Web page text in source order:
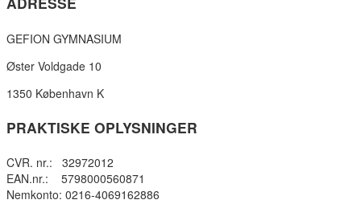
GEFION GYMNASIUM
Øster Voldgade 10
1350 København K
PRAKTISKE OPLYSNINGER
CVR. nr.: 32972012
EAN.nr.: 5798000560871
Nemkonto: 0216-4069162886